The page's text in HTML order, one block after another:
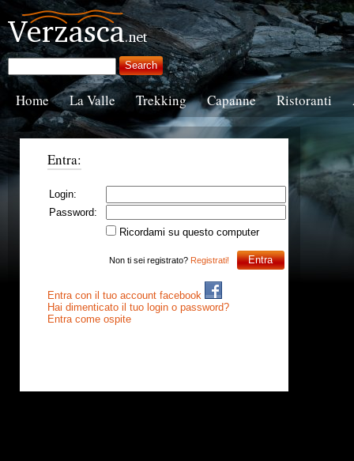
Home La Valle Trekking Capanne Ristoranti
Entra:
Login:
Password:
Ricordami su questo computer
Non ti sei registrato? Registrati!
Entra con il tuo account facebook
Hai dimenticato il tuo login o password?
Entra come ospite